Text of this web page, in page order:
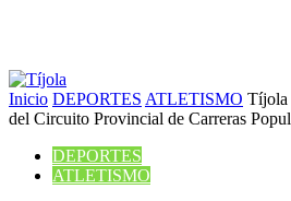
Inicio DEPORTES ATLETISMO Tíjola
del Circuito Provincial de Carreras
DEPORTES
ATLETISMO